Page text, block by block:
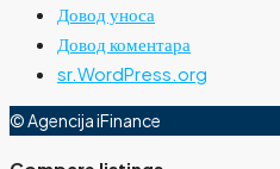
Довод уноса
Довод коментара
sr.WordPress.org
© Agencija iFinance